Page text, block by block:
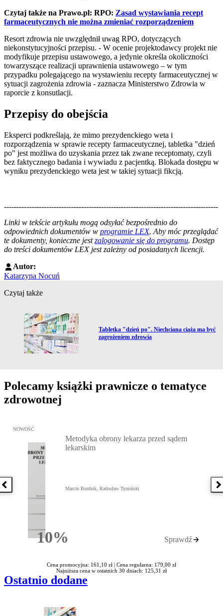
Czytaj także na Prawo.pl: RPO: Zasad wystawiania recept
farmaceutycznych nie można zmieniać rozporządzeniem
Resort zdrowia nie uwzględnił uwag RPO, dotyczących
niekonstytucyjności przepisu. - W ocenie projektodawcy projekt nie
modyfikuje przepisu ustawowego, a jedynie określa okoliczności
towarzyszące realizacji uprawnienia ustawowego – w tym
przypadku polegającego na wystawieniu recepty farmaceutycznej w
sytuacji zagrożenia zdrowia - zaznacza Ministerstwo Zdrowia w
raporcie z konsutlacji.
Przepisy do obejścia
Eksperci podkreślają, że mimo prezydenckiego weta i
rozporządzenia w sprawie recepty farmaceutycznej, tabletka "dzień
po" jest możliwa do uzyskania przez tak zwane receptomaty, czyli
bez faktycznego badania i wywiadu z pacjentką. Blokada dostępu w
wyniku prezydenckiego weta jest w takiej sytuacji fikcją.
--------------------------------------------------------------------------------------
Linki w tekście artykułu mogą odsyłać bezpośrednio do
odpowiednich dokumentów w programie LEX. Aby móc przeglądać
te dokumenty, konieczne jestzalogowanie się do programu. Dostęp
do treści dokumentów LEX jest zależny od posiadanych licencji.
Autor:
Katarzyna Nocuń
Czytaj także
Przejdź do artykułu:
Tabletka "dzień po". Niechciana ciąża ma być
zagrożeniem zdrowia
Polecamy książki prawnicze o tematyce
zdrowotnej
Poprzednia książka
Przejdź do: Metodyka obrony lekarza przed sądem lekarskim,
NOWOŚĆ
10%Rabatu
Metodyka obrony lekarza przed sądem
lekarskim
Marcin Burdzik, Radosław Tymiński
Sprawdź
Cena promocyjna: 161,10 zł | Cena regularna: 179,00 zł
Najniższa cena w ostatnich 30 dniach: 125,31 zł
Ostatnio dodane